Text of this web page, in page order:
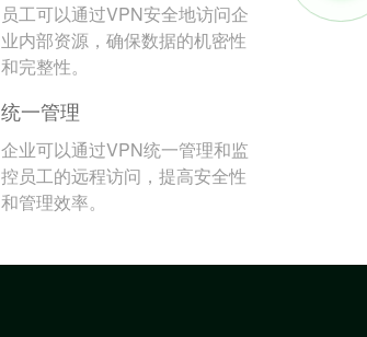
员工可以通过VPN安全地访问企
业内部资源，确保数据的机密性
和完整性。
统一管理
企业可以通过VPN统一管理和监
控员工的远程访问，提高安全性
和管理效率。